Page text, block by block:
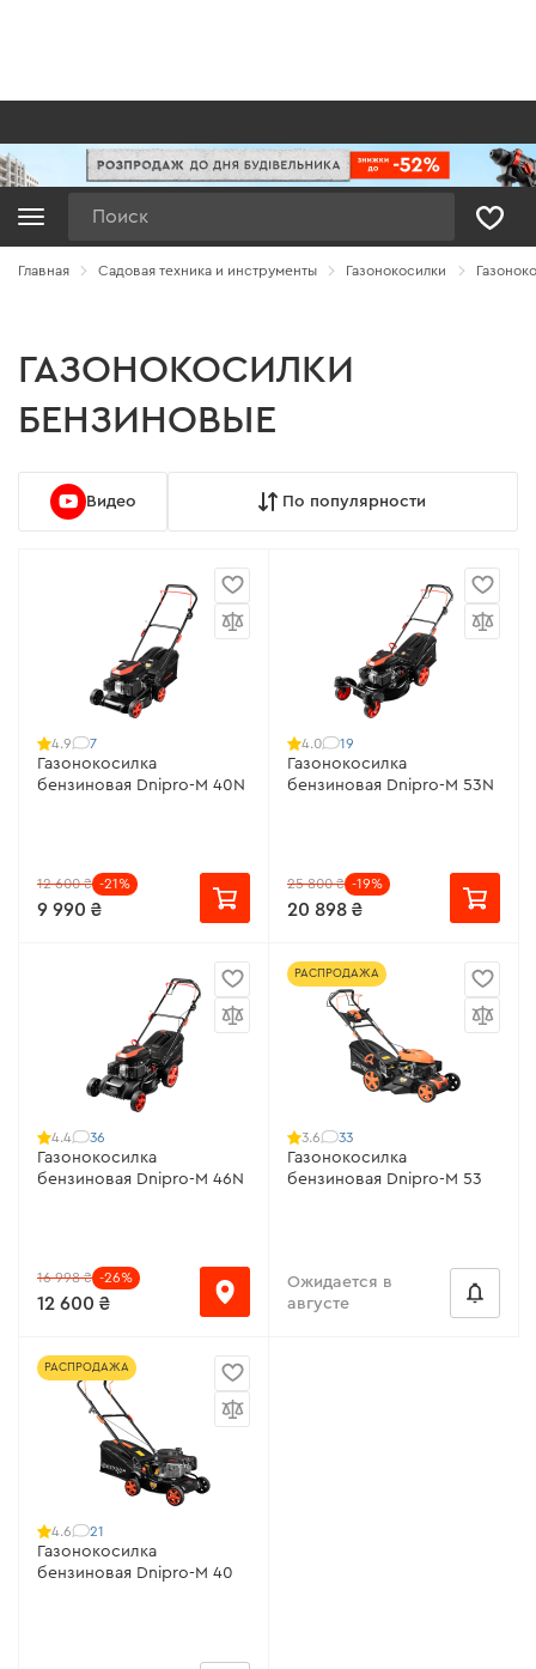
Главная Садовая техника и инструменты Газонокосилки
ГАЗОНОКОСИЛКИ
БЕНЗИНОВЫЕ
Видео По популярности
4.9 7
Газонокосилка
бензиновая Dnipro-M 40N
12 600 ₴ -21%
9 990 ₴
4.0 19
Газонокосилка
бензиновая Dnipro-M 53N
25 800 ₴ -19%
20 898 ₴
4.4 36
Газонокосилка
бензиновая Dnipro-M 46N
16 998 ₴ -26%
12 600 ₴
РАСПРОДАЖА
3.6 33
Газонокосилка
бензиновая Dnipro-M 53
Ожидается в
августе
РАСПРОДАЖА
4.6 21
Газонокосилка
бензиновая Dnipro-M 40